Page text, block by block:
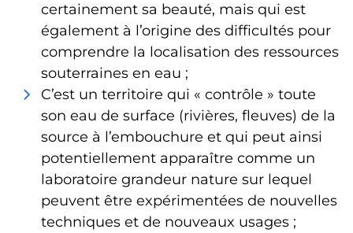
certainement sa beauté, mais qui est
également à l’origine des difficultés pour
comprendre la localisation des ressources
souterraines en eau ;
C’est un territoire qui « contrôle » toute
son eau de surface (rivières, fleuves) de la
source à l’embouchure et qui peut ainsi
potentiellement apparaître comme un
laboratoire grandeur nature sur lequel
peuvent être expérimentées de nouvelles
techniques et de nouveaux usages ;